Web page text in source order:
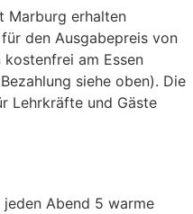
Marburg erhalten
den Ausgabepreis von
am Essen
siehe oben). Die
Lehrkräfte und Gäste
Abend 5 warme